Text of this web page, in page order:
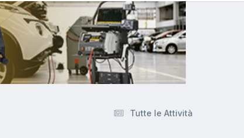
Tutte le Attività